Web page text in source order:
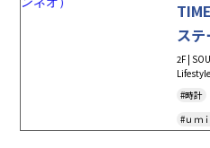
ステ
2F |
#時計
#ｕｍ